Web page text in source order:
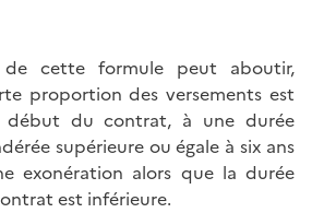
de cette formule peut aboutir,
proportion des versements est
début du contrat, à une durée
supérieure ou égale à six ans
exonération alors que la durée
est inférieure.